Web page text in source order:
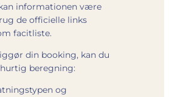
informationen være
de officielle links
facitliste.
din booking, kan du
beregning:
og